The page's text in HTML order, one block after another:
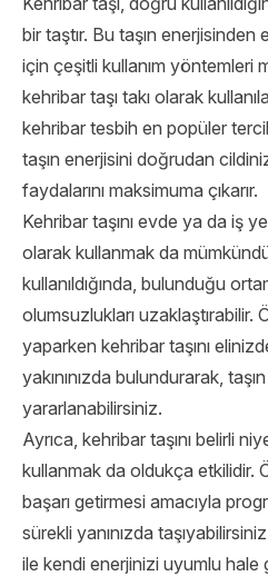
bir taştır. Bu taşın
için çeşitli kullanım yöntemleri
kehribar taşı takı olarak
kehribar tesbih en popüler
taşın enerjisini doğrudan
faydalarını maksimuma çıkarır.
Kehribar taşını evde ya da iş
olarak kullanmak da
kullanıldığında, bulunduğu
olumsuzlukları uzaklaştırabilir.
yaparken kehribar taşını
yakınınızda bulundurarak,
yararlanabilirsiniz.
Ayrıca, kehribar taşını belirli
kullanmak da oldukça etkilidir.
başarı getirmesi amacıyla
sürekli yanınızda
ile kendi enerjinizi uyumlu hale